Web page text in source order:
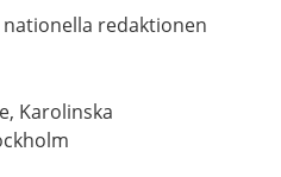
nationella redaktionen
Karolinska